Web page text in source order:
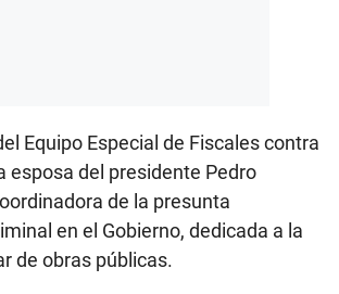
Equipo Especial de Fiscales contra
esposa del presidente Pedro
de la presunta
en el Gobierno, dedicada a la
de obras públicas.